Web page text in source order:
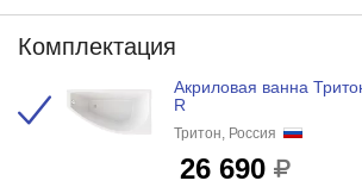
Комплектация
Акриловая ванна
R
Тритон, Россия
26 690